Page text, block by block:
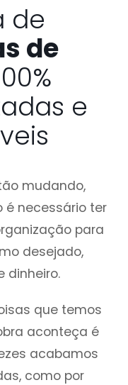
de
de
e
mudando,
é necessário ter
para
desejado,
dinheiro.
que temos
aconteça é
acabamos
como por